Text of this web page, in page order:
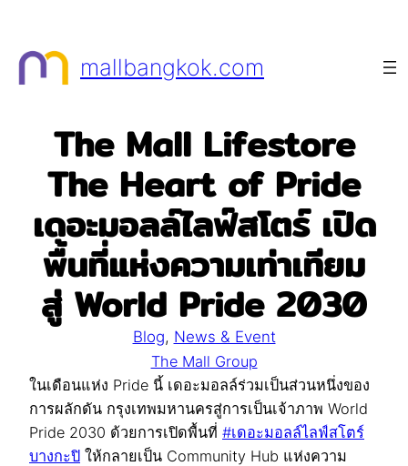
content
mallbangkok.com
The Mall Lifestore
The Heart of Pride
เดอะมอลล์ไลฟ์สโตร์ เปิด
พื้นที่แห่งความเท่าเทียม
สู่ World Pride 2030
Blog, News & Event
The Mall Group
ในเดือนแห่ง Pride นี้ เดอะมอลล์ร่วมเป็นส่วนหนึ่งของ
การผลักดัน กรุงเทพมหานครสู่การเป็นเจ้าภาพ World
Pride 2030 ด้วยการเปิดพื้นที่ #เดอะมอลล์ไลฟ์สโตร์
บางกะปิ ให้กลายเป็น Community Hub แห่งความ